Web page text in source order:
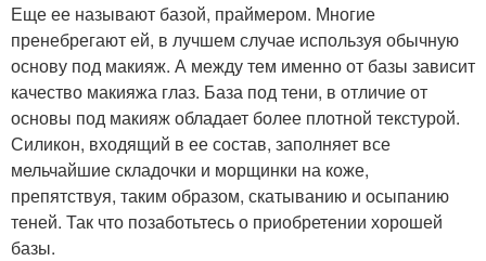
Еще ее называют базой, праймером. Многие
пренебрегают ей, в лучшем случае используя обычную
основу под макияж. А между тем именно от базы зависит
качество макияжа глаз. База под тени, в отличие от
основы под макияж обладает более плотной текстурой.
Силикон, входящий в ее состав, заполняет все
мельчайшие складочки и морщинки на коже,
препятствуя, таким образом, скатыванию и осыпанию
теней. Так что позаботьтесь о приобретении хорошей
базы.